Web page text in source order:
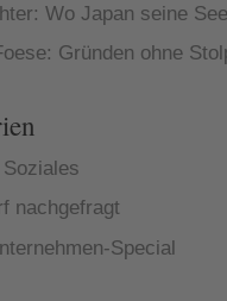
Wo Japan seine
Gründen ohne
nachgefragt
Special